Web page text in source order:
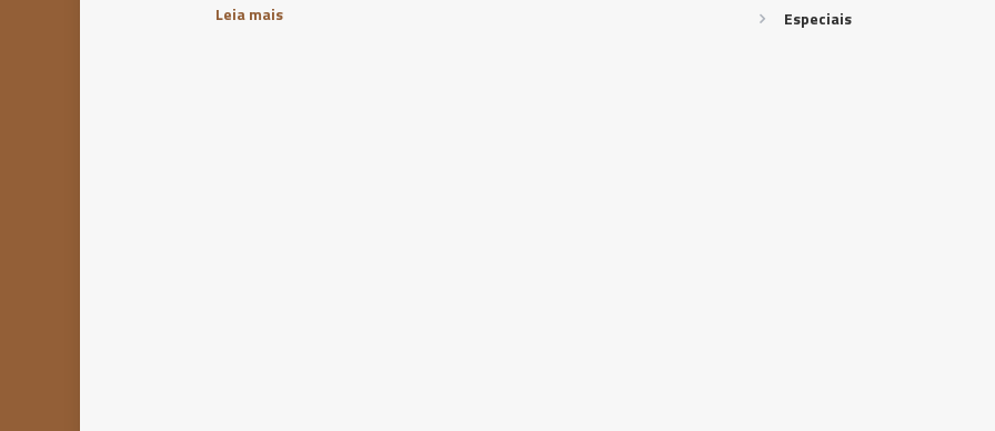
Leia mais
Especiais